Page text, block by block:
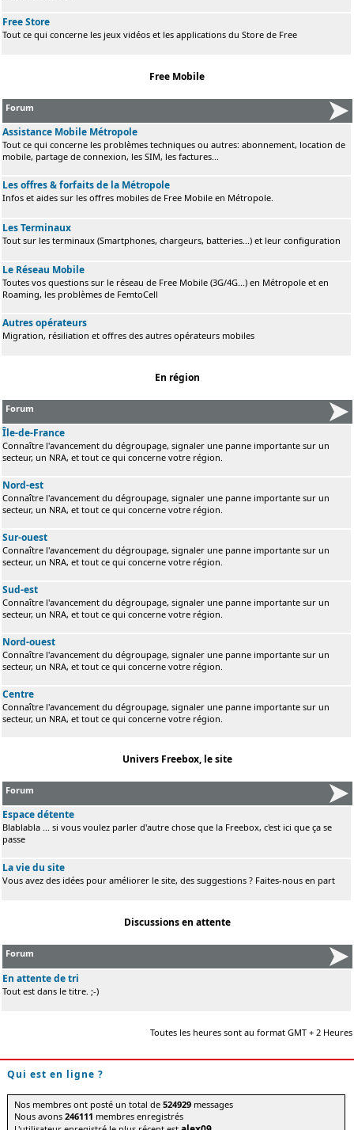
Free Store
Tout ce qui concerne les jeux vidéos et les applications du Store de Free
Free Mobile
Forum
Assistance Mobile Métropole
Tout ce qui concerne les problèmes techniques ou autres: abonnement, location de
mobile, partage de connexion, les SIM, les factures...
Les offres & forfaits de la Métropole
Infos et aides sur les offres mobiles de Free Mobile en Métropole.
Les Terminaux
Tout sur les terminaux (Smartphones, chargeurs, batteries...) et leur configuration
Le Réseau Mobile
Toutes vos questions sur le réseau de Free Mobile (3G/4G...) en Métropole et en
Roaming, les problèmes de FemtoCell
Autres opérateurs
Migration, résiliation et offres des autres opérateurs mobiles
En région
Forum
Île-de-France
Connaître l'avancement du dégroupage, signaler une panne importante sur un
secteur, un NRA, et tout ce qui concerne votre région.
Nord-est
Connaître l'avancement du dégroupage, signaler une panne importante sur un
secteur, un NRA, et tout ce qui concerne votre région.
Sur-ouest
Connaître l'avancement du dégroupage, signaler une panne importante sur un
secteur, un NRA, et tout ce qui concerne votre région.
Sud-est
Connaître l'avancement du dégroupage, signaler une panne importante sur un
secteur, un NRA, et tout ce qui concerne votre région.
Nord-ouest
Connaître l'avancement du dégroupage, signaler une panne importante sur un
secteur, un NRA, et tout ce qui concerne votre région.
Centre
Connaître l'avancement du dégroupage, signaler une panne importante sur un
secteur, un NRA, et tout ce qui concerne votre région.
Univers Freebox, le site
Forum
Espace détente
Blablabla ... si vous voulez parler d'autre chose que la Freebox, c'est ici que ça se
passe
La vie du site
Vous avez des idées pour améliorer le site, des suggestions ? Faites-nous en part
Discussions en attente
Forum
En attente de tri
Tout est dans le titre. ;-)
Toutes les heures sont au format GMT + 2 Heures
Qui est en ligne ?
Nos membres ont posté un total de524929 messages
Nous avons246111 membres enregistrés